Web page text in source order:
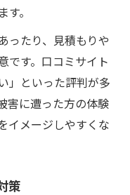
。
ったり、見積もりや
です。口コミサイト
」といった評判が多
害に遭った方の体験
イメージしやすくな
策